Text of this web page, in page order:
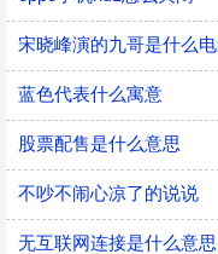
宋晓峰演的九哥是什么
蓝色代表什么寓意
股票配售是什么意思
不吵不闹心凉了的说说
无互联网连接是什么意思